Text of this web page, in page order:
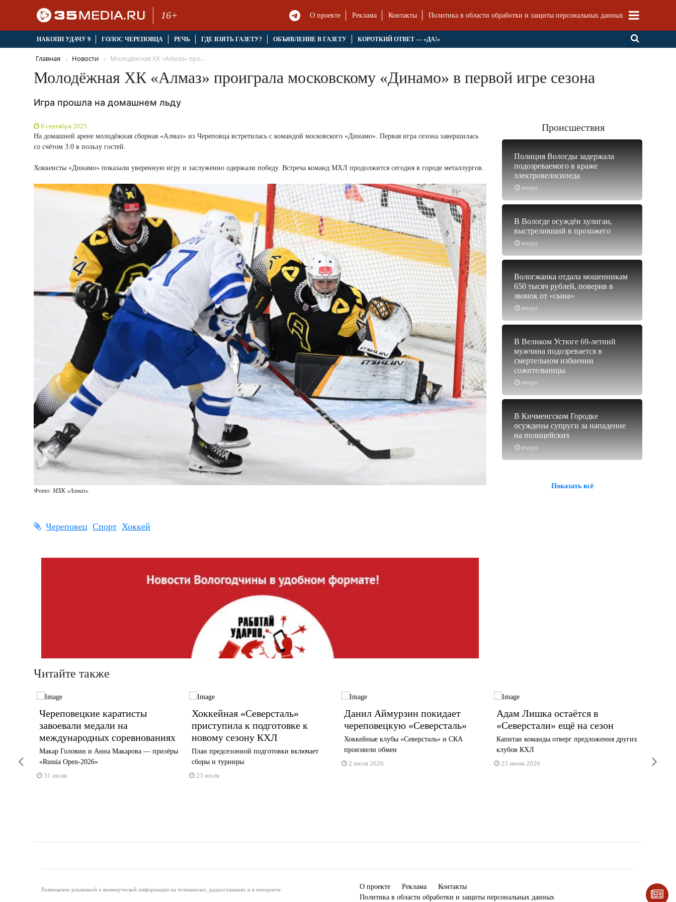
16+ О проекте Реклама Контакты Политика в области обработки и защиты персональных данных
НАКОПИ УДАЧУ 9 ГОЛОС ЧЕРЕПОВЦА РЕЧЬ ГДЕ ВЗЯТЬ ГАЗЕТУ? ОБЪЯВЛЕНИЕ В ГАЗЕТУ КОРОТКИЙ ОТВЕТ — «ДА!»
Главная Новости Молодёжная ХК «Алмаз» про...
Молодёжная ХК «Алмаз» проиграла московскому «Динамо» в первой игре сезона
Игра прошла на домашнем льду
9 сентября 2025
На домашней арене молодёжная сборная «Алмаз» из Череповца встретилась с командой московского «Динамо». Первая игра сезона завершилась
со счётом 3:0 в пользу гостей.
Хоккеисты «Динамо» показали уверенную игру и заслуженно одержали победу. Встреча команд МХЛ продолжится сегодня в городе металлургов.
Фото: МХК«Алмаз»
Череповец Спорт Хоккей
Происшествия
вчера
Полиция Вологды задержала
подозреваемого в краже
электровелосипеда
вчера
В Вологде осуждён хулиган,
выстреливший в прохожего
вчера
Вологжанка отдала мошенникам
650 тысяч рублей, поверив в
звонок от «сына»
вчера
В Великом Устюге 69-летний
мужчина подозревается в
смертельном избиении
сожительницы
вчера
В Кичменгском Городке
осуждены супруги за нападение
на полицейских
Показать всё
Читайте также
Череповецкие каратисты
завоевали медали на
международных соревнованиях
Макар Головин и Анна Макарова — призёры
«Russia Open-2026»
31 июля
Хоккейная «Северсталь»
приступила к подготовке к
новому сезону КХЛ
План предсезонной подготовки включает
сборы и турниры
23 июля
Данил Аймурзин покидает
череповецкую «Северсталь»
️Хоккейные клубы «Северсталь» и СКА
произвели обмен
2 июля 2026
Адам Лишка остаётся в
«Северстали» ещё на сезон
Капитан команды отверг предложения других
клубов КХЛ
23 июня 2026
10
Размещение рекламной и коммерческой информации на телеканалах, радиостанциях и в интернете. О проекте Реклама
Контакты
Политика в области обработки и защиты персональных данных